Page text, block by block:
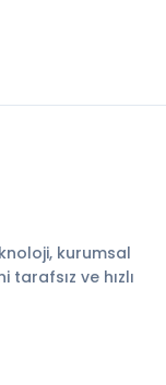
kurumsal
ve hızlı